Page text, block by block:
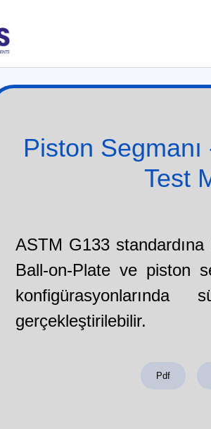
Piston
Test
ASTM G133
Ball-on-Plate ve piston
konfigürasyonlarında
gerçekleştirilebilir.
Pdf